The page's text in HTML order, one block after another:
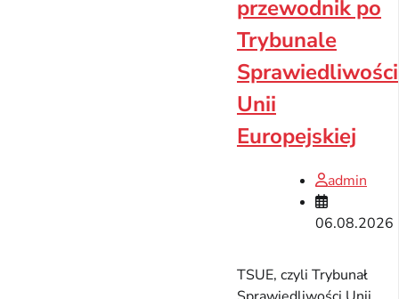
przewodnik po
Trybunale
Sprawiedliwości
Unii
Europejskiej
admin
06.08.2026
TSUE, czyli Trybunał